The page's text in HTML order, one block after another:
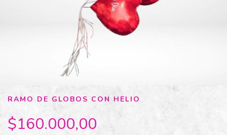
RAMO DE GLOBOS CON HELIO
$160.000,00